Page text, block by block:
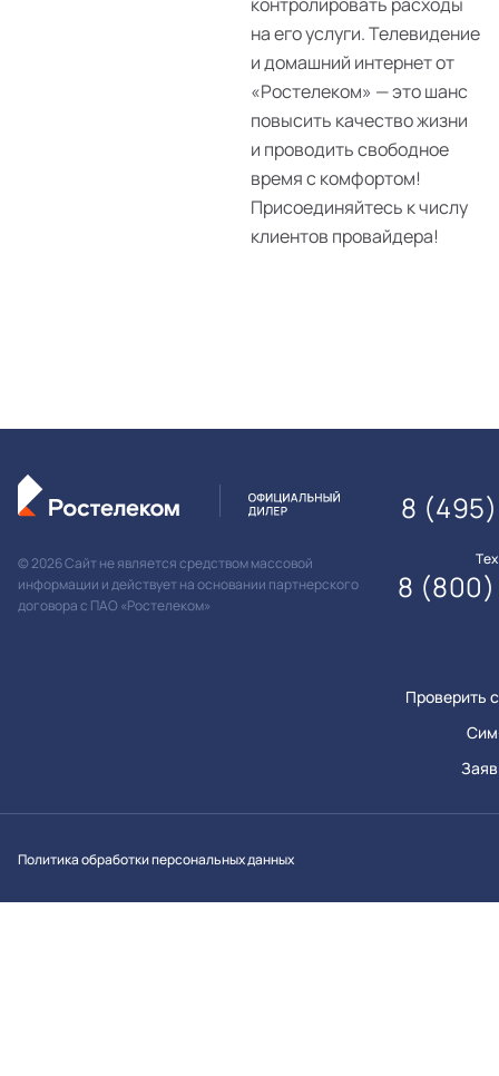
на его услуги. Телевидение
и домашний интернет от
«Ростелеком» — это шанс
повысить качество жизни
и проводить свободное
время с комфортом!
Присоединяйтесь к числу
клиентов провайдера!
© 2026 Сайт не является средством массовой
информации и действует на основании партнерского
договора с ПАО «Ростелеком»
Проверить
8
8
Политика обработки персональных данных